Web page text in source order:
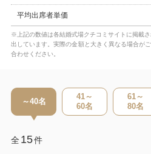
平均出席者単価
※上記の数値は各結婚式場クチコミサイトに掲載
出しています。実際の金額と大きく異なる場合が
合わせください。
～40名
41～
60名
61～
80名
全15件